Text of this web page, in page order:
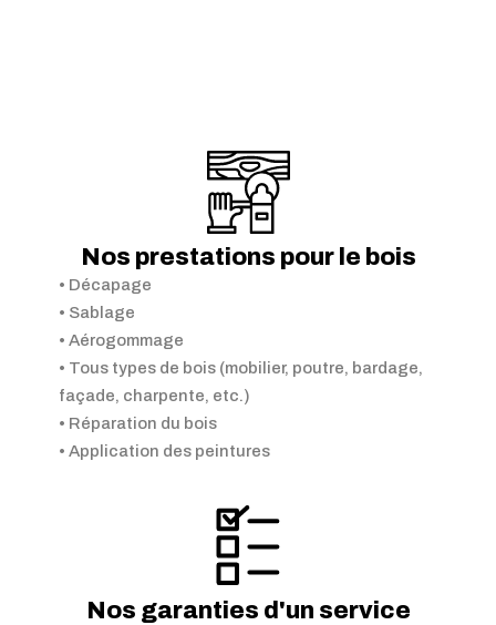
Nos prestations pour le bois
• Décapage
• Sablage
• Aérogommage
• Tous types de bois (mobilier, poutre, bardage,
façade, charpente, etc.)
• Réparation du bois
• Application des peintures
Nos garanties d'un service